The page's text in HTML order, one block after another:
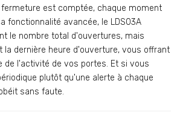
est comptée, chaque moment
fonctionnalité avancée, le LDS03A
le nombre total d'ouvertures, mais
la dernière heure d'ouverture, vous offrant
de l'activité de vos portes. Et si vous
plutôt qu'une alerte à chaque
sans faute.